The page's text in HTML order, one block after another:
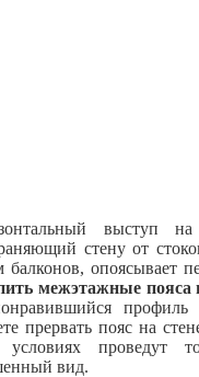
выступ на
стену от
опоясывает
межэтажные пояса
профиль
прервать пояс на
проведут
вид.